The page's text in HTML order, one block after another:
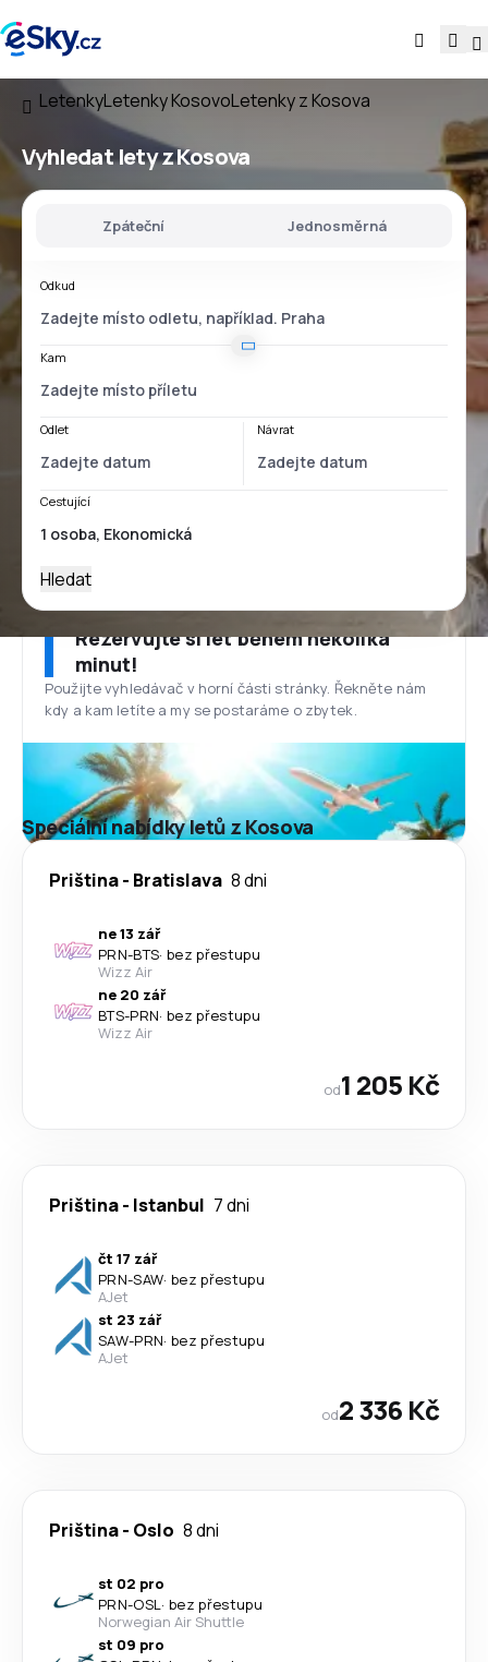
LetenkyLetenky KosovoLetenky z Kosova
Vyhledat letyz Kosova
Zpáteční Jednosměrná
Odkud
Kam
Odlet Návrat
Cestující
Hledat
Rezervujte si let během několika
minut!
Použijte vyhledávač v horní části stránky. Řekněte nám
kdy a kam letíte a my se postaráme o zbytek.
Speciální nabídky letů z Kosova
Priština- Bratislava 8 dni
ne 13 zář
PRN-BTS· bez přestupu
Wizz Air
ne 20 zář
BTS-PRN· bez přestupu
Wizz Air
od1 205 Kč
Priština- Istanbul 7 dni
čt 17 zář
PRN-SAW· bez přestupu
AJet
st 23 zář
SAW-PRN· bez přestupu
AJet
od2 336 Kč
Priština- Oslo 8 dni
st 02 pro
PRN-OSL· bez přestupu
Norwegian Air Shuttle
st 09 pro